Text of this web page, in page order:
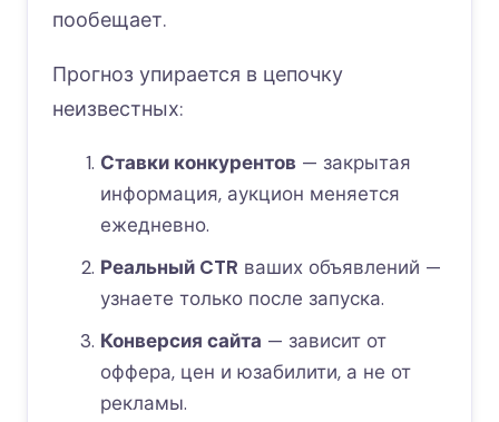
пообещает.
Прогноз упирается в цепочку
неизвестных:
Ставки конкурентов— закрытая
информация, аукцион меняется
ежедневно.
Реальный CTR ваших объявлений —
узнаете только после запуска.
Конверсия сайта — зависит от
оффера, цен и юзабилити, а не от
рекламы.